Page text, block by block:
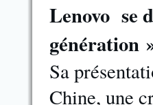
Lenovo se
génération
Sa
Chine, une